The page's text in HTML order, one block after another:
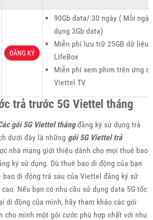
ĐĂNG KÝ
90Gb data/ 30 ngày ( Mỗi
dụng 3Gb data)
Miễn phí lưu trữ 25GB dữ liệu
LifeBox
Miễn phí xem phim trên ứng
Viettel TV
trả trước 5G Viettel tháng
gói 5G Viettel thángđăng ký sử dụng trả
dưới đây là những gói 5G Viettel trả
nhà mạng giới thiệu dành cho mọi thuê bao
ký sử dụng. Dù thuê bao di động của bạn
di động trả sau của Viettel đăng ký sử
Nếu bạn có nhu cầu sử dụng data 5G tốc
di động của mình, hãy tham khảo các gói
cho mình một gói cước phù hợp nhất với nhu